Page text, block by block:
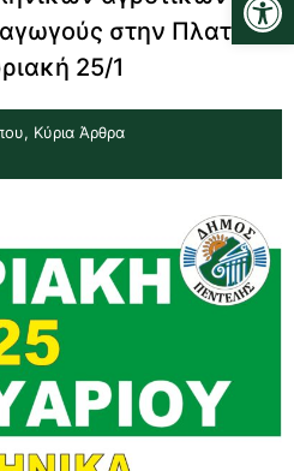
στην Πλατεία
25/1
, Κύρια Άρθρα